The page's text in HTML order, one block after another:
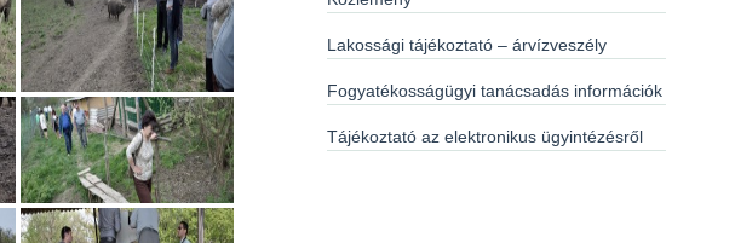
Lakossági tájékoztató – árvízveszély
Fogyatékosságügyi tanácsadás információk
Tájékoztató az elektronikus ügyintézésről